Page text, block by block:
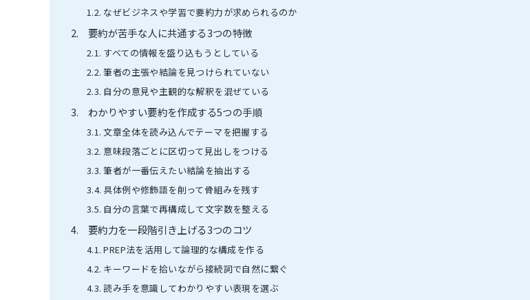
なぜビジネスや学習で要約力が求められるのか
要約が苦手な人に共通する3つの特徴
すべての情報を盛り込もうとしている
筆者の主張や結論を見つけられていない
自分の意見や主観的な解釈を混ぜている
わかりやすい要約を作成する5つの手順
文章全体を読み込んでテーマを把握する
意味段落ごとに区切って見出しをつける
筆者が一番伝えたい結論を抽出する
具体例や修飾語を削って骨組みを残す
自分の言葉で再構成して文字数を整える
要約力を一段階引き上げる3つのコツ
PREP法を活用して論理的な構成を作る
キーワードを拾いながら接続詞で自然に繋ぐ
読み手を意識してわかりやすい表現を選ぶ